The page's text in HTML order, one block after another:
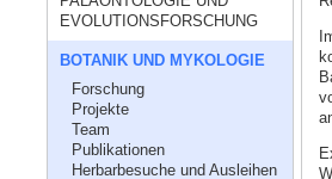
EVOLUTIONSFORSCHUNG
BOTANIK UND MYKOLOGIE
Forschung
Projekte
Team
Publikationen
Herbarbesuche und Ausleihen